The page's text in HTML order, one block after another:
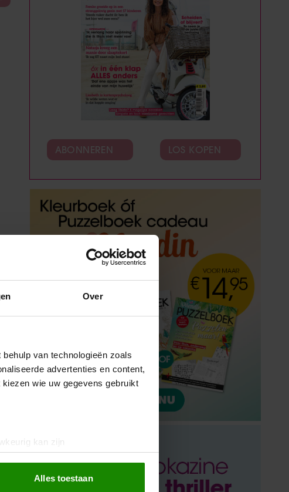
Over
van technologieën zoals
advertenties en content,
wie uw gegevens gebruikt
kan zijn
(fingerprinting)
Alles toestaan
ABONNEREN LOS KOPEN